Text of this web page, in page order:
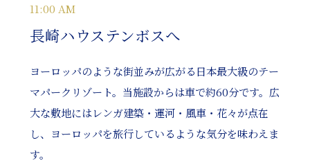
11:00 AM
長崎ハウステンボスへ
ヨーロッパのような街並みが広がる日本最大級のテー
マパークリゾート。当施設からは車で約60分です。広
大な敷地にはレンガ建築・運河・風車・花々が点在
し、ヨーロッパを旅行しているような気分を味わえま
す。